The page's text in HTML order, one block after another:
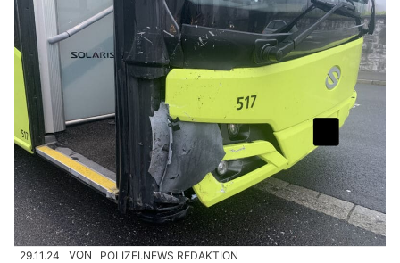
29.11.24 VON POLIZEI.NEWS REDAKTION